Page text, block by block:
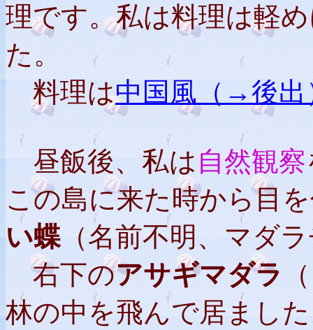
理です。私は料理は軽
た。
料理は中国風（→後出
昼飯後、私は自然観察
この島に来た時から目
い蝶（名前不明、マダ
右下のアサギマダラ
林の中を飛んで居まし